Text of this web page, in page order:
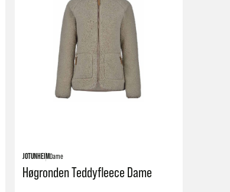
JOTUNHEIMDame
Høgronden Teddyfleece Dame